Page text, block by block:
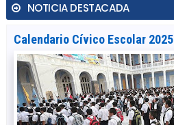
NOTICIA DESTACADA
Calendario Cívico Escolar 2025